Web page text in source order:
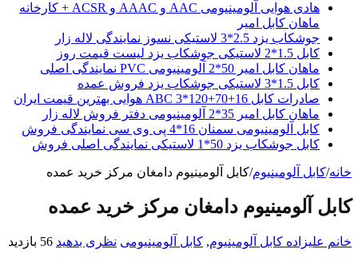
هادی هوایی آلومینیومی AAC و AAAC و ACSR + کارخانه
ماهان کابل امیر
جوشکاب یزد 2.5*3 لاستیکی نسوز نمایندگی لاله زار
کابل 1.5*2 لاستیکی جوشکاب یزد لیست قیمت روز
ماهان کابل امیر 50*2 آلومینیومی PVC نمایندگی اصلی
کابل 1.5*3 لاستیکی جوشکاب یزد فروش عمده
صادرات کابل 16+70+120*3 ABC هوایی بهترین قیمت ایران
ماهان کابل امیر 35*2 آلومینیومی دفتر فروش لاله زار
کابل آلومینیومی سمنان 16*4 پی وی سی نمایندگی فروش
کابل جوشکاب یزد 50*1 لاستیکی نمایندگی اصلی فروش
خانه/کابل آلومینیوم/کابل آلومینیوم دامغان مرکز خرید عمده
کابل آلومینیوم دامغان مرکز خرید عمده
خانم علیزاده کابل آلومینیوم, کابل آلومینیومی نظری بدهید 56 بازدید